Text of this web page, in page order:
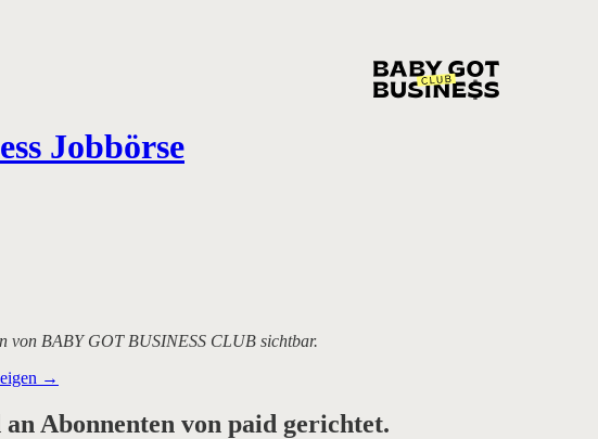
Jobbörse
von BABY GOT BUSINESS CLUB sichtbar.
→
Abonnenten von paid gerichtet.